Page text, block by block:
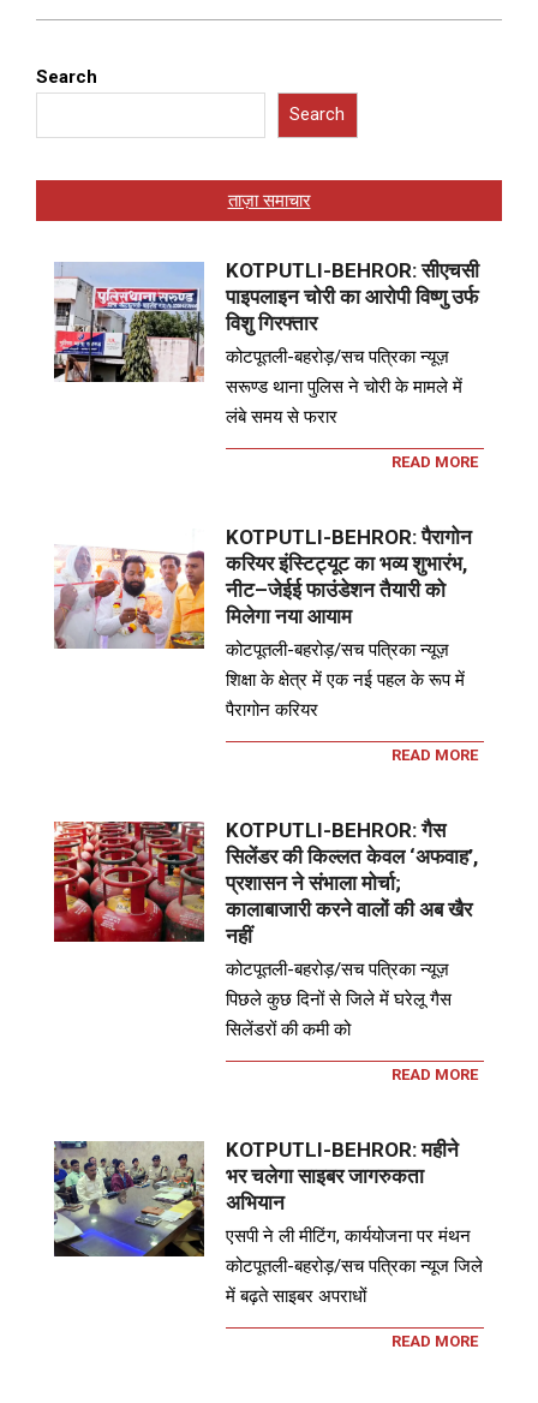
Search
Search
ताज़ा समाचार
KOTPUTLI-BEHROR: सीएचसी
पाइपलाइन चोरी का आरोपी विष्णु उर्फ
विशु गिरफ्तार
कोटपूतली-बहरोड़/सच पत्रिका न्यूज़
सरूण्ड थाना पुलिस ने चोरी के मामले में
लंबे समय से फरार
READ MORE
KOTPUTLI-BEHROR: पैरागोन
करियर इंस्टिट्यूट का भव्य शुभारंभ,
नीट–जेईई फाउंडेशन तैयारी को
मिलेगा नया आयाम
कोटपूतली-बहरोड़/सच पत्रिका न्यूज़
शिक्षा के क्षेत्र में एक नई पहल के रूप में
पैरागोन करियर
READ MORE
KOTPUTLI-BEHROR: गैस
सिलेंडर की किल्लत केवल ‘अफवाह’,
प्रशासन ने संभाला मोर्चा;
कालाबाजारी करने वालों की अब खैर
नहीं
कोटपूतली-बहरोड़/सच पत्रिका न्यूज़
पिछले कुछ दिनों से जिले में घरेलू गैस
सिलेंडरों की कमी को
READ MORE
KOTPUTLI-BEHROR: महीने
भर चलेगा साइबर जागरुकता
अभियान
एसपी ने ली मीटिंग, कार्ययोजना पर मंथन
कोटपूतली-बहरोड़/सच पत्रिका न्यूज जिले
में बढ़ते साइबर अपराधों
READ MORE